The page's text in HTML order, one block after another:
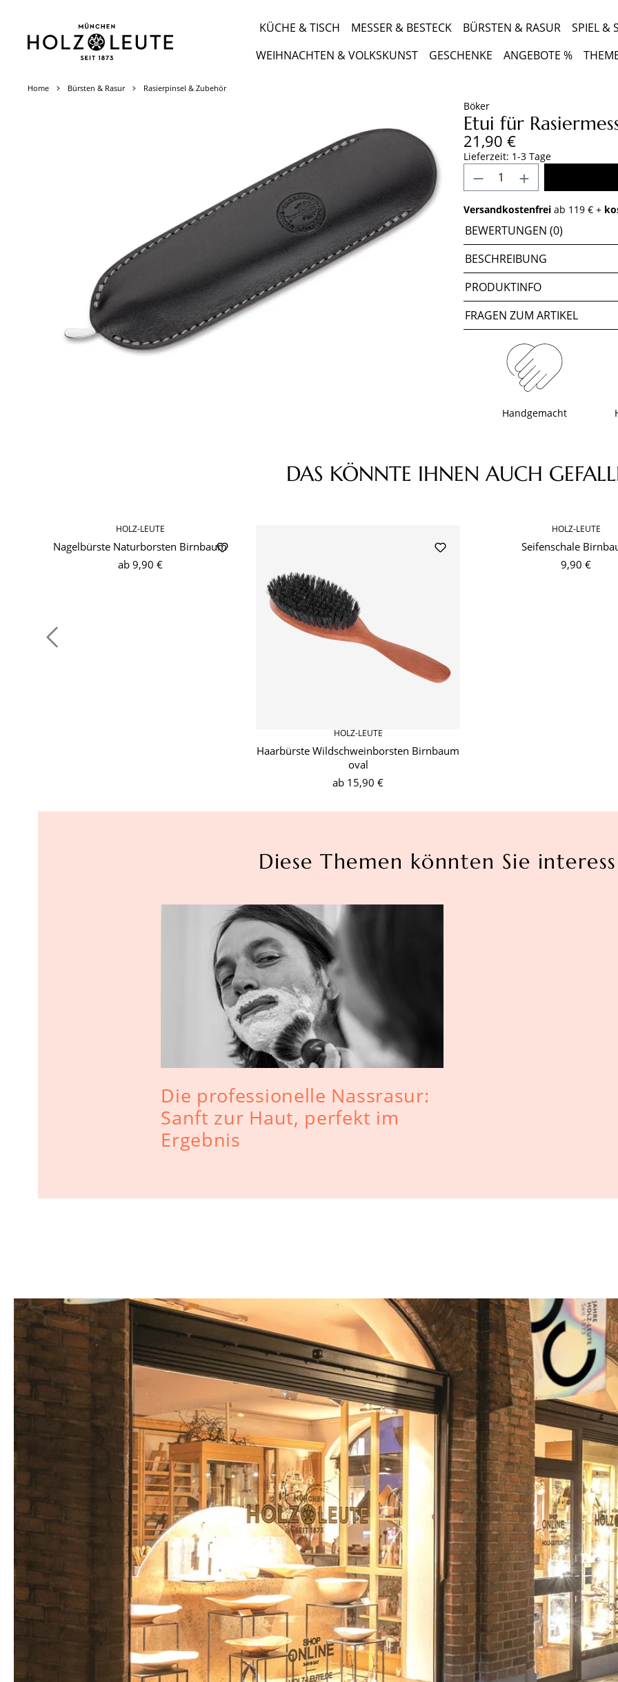
KÜCHE & TISCH MESSER & BESTECK BÜRSTEN & RASUR
SPIEL &
WEIHNACHTEN & VOLKSKUNST
GESCHENKE ANGEBOTE %
Home Bürsten & Rasur Rasierpinsel & Zubehör
Böker
Etui für
Regulärer Preis:
21,90 €
Lieferzeit: 1-3 Tage
Produkt Anzahl:
Versandkostenfrei ab 119 € +
BEWERTUNGEN (0)
BESCHREIBUNG
PRODUKTINFO
FRAGEN ZUM ARTIKEL
Handgemacht
DAS KÖNNTE IHNEN AUCH
HOLZ-LEUTE
Nagelbürste Naturborsten Birnbaum
ab 9,90 €
HOLZ-LEUTE
Haarbürste Wildschweinborsten Birnbaum
oval
ab 15,90 €
HOLZ-LEUTE
Seifenschale
9,90 €
Diese Themen könnten Sie
Die professionelle Nassrasur:
Sanft zur Haut, perfekt im
Ergebnis